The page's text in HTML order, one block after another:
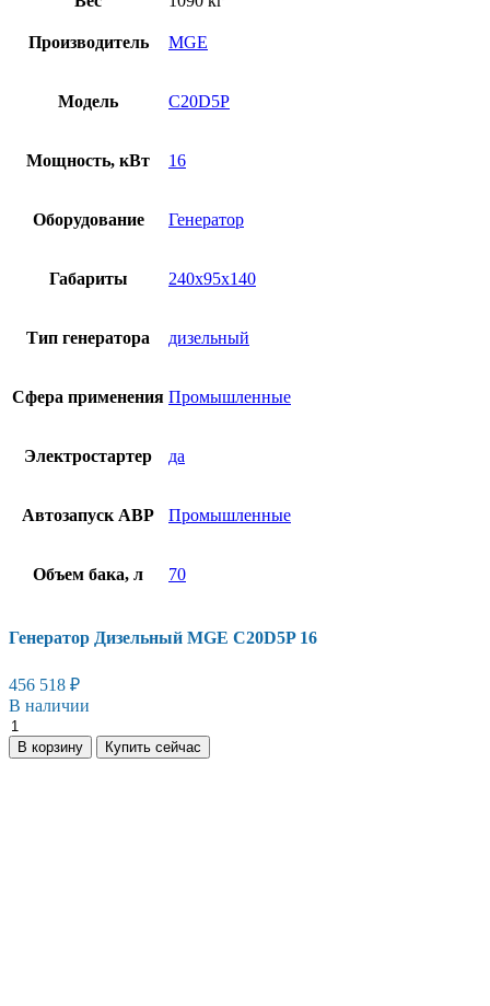
Производитель MGE
Модель C20D5P
Мощность, кВт 16
Оборудование Генератор
Габариты 240x95x140
Тип генератора дизельный
Сфера применения Промышленные
Электростартер да
Автозапуск АВР Промышленные
Объем бака, л 70
Генератор Дизельный MGE C20D5P 16
456 518 ₽
В наличии
Генератор
Дизельный
MGE
В корзину Купить сейчас